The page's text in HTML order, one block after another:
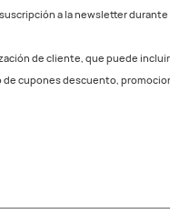
a la newsletter
de cliente, que puede
de cupones descuento,